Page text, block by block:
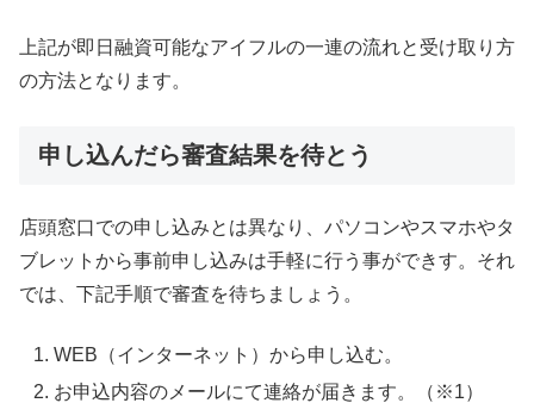
上記が即日融資可能なアイフルの一連の流れと受け取り方
の方法となります。
申し込んだら審査結果を待とう
店頭窓口での申し込みとは異なり、パソコンやスマホやタ
ブレットから事前申し込みは手軽に行う事ができす。それ
では、下記手順で審査を待ちましょう。
WEB（インターネット）から申し込む。
お申込内容のメールにて連絡が届きます。（※1）